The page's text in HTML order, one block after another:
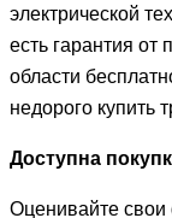
электрической
есть гарантия от
области
недорого купить
Доступна
Оценивайте